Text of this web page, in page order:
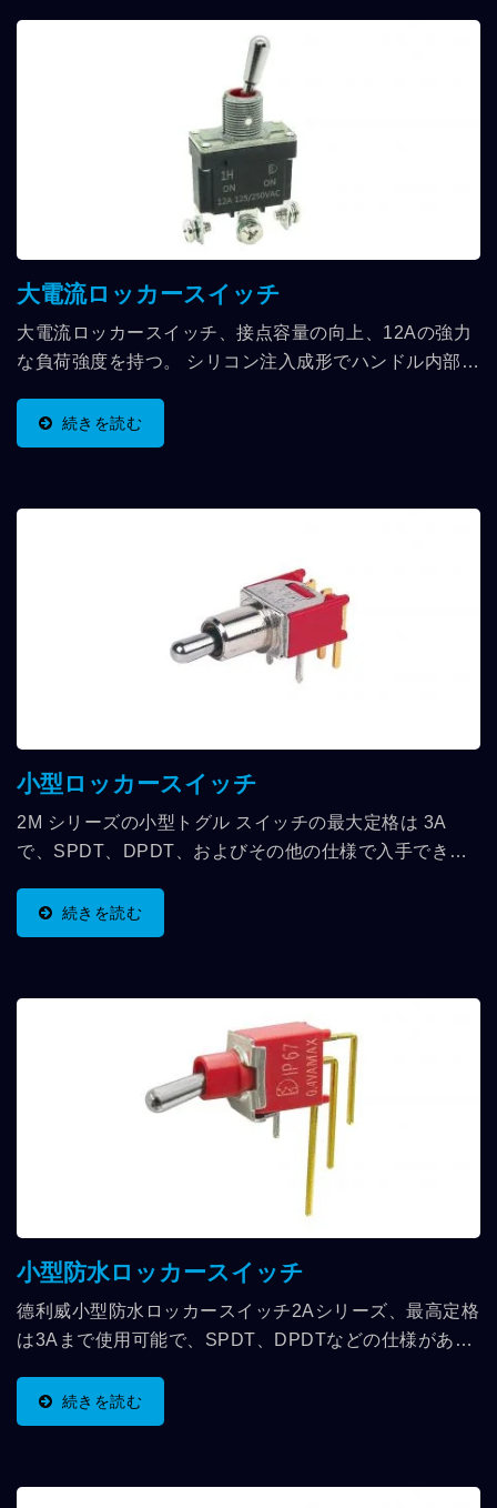
大電流ロッカースイッチ
大電流ロッカースイッチ、接点容量の向上、12Aの強力
な負荷強度を持つ。 シリコン注入成形でハンドル内部を
ャップを追加で使用する必要がありません。 スイッチ機
能にはSPとDPの2種類があり、銅製防水の特徴、頑丈
す。端子はハンダ付けとクイック接続が選べます。 天井
続きを読む
小型ロッカースイッチ
2M シリーズの小型トグル スイッチの最大定格は 3A
で、SPDT、DPDT、およびその他の仕様で入手できま
す。足の位置も様々な角度で設計されています。トリガ
防止のため、LOCK機能付きハンドルも選択可能です。
続きを読む
小型防水ロッカースイッチ
德利威小型防水ロッカースイッチ2Aシリーズ、最高定格
は3Aまで使用可能で、SPDT、DPDTなどの仕様があ
水認証レベルはIP67に達しています。 通信機器、テス
ト機器、医療機器などに適用されます。
続きを読む